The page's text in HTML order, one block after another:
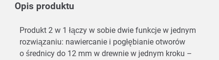
Opis produktu
Produkt 2 w 1 łączy w sobie dwie funkcje w jednym
rozwiązaniu: nawiercanie i pogłębianie otworów
o średnicy do 12 mm w drewnie w jednym kroku –